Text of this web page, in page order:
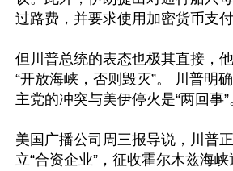
过路费，并要求使用加密货币支
但川普总统的表态也极其直接，
“开放海峡，否则毁灭”。 川普明
主党的冲突与美伊停火是“两回事”
美国广播公司周三报导说，川普
立“合资企业”，征收霍尔木兹海